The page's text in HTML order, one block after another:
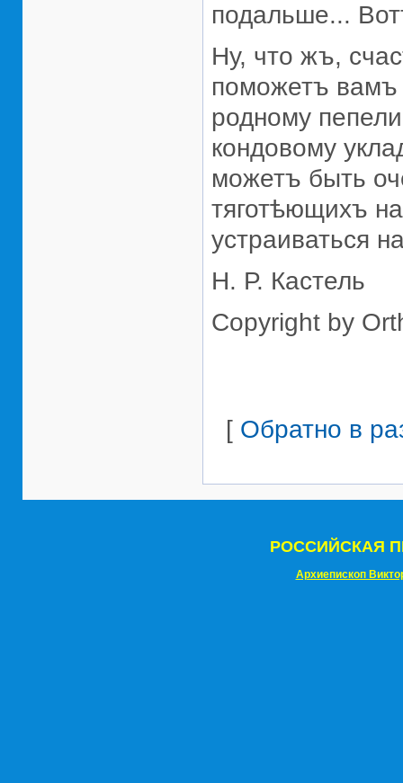
подальше...
Ну, что жъ,
поможетъ вамъ
родному
кондовому
можетъ быть
тяготѣющихъ
устраиваться
Н. Р. Кастель
Copyright by
[ Обратно в
РОССИЙСКАЯ
Архиепископ